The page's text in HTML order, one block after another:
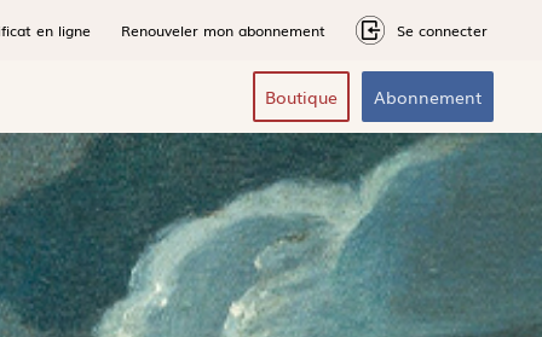
en ligne Renouveler mon abonnement Se connecter
Boutique Abonnement